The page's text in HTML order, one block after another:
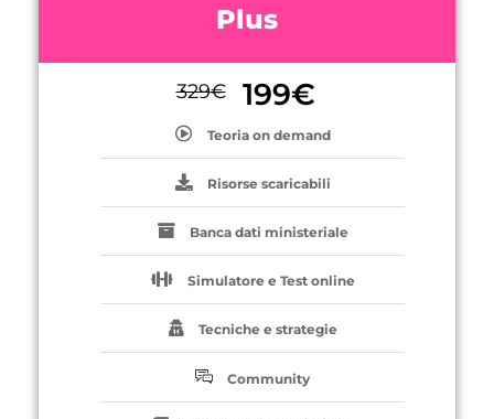
Plus
329€ 199€
Teoria on demand
Risorse scaricabili
Banca dati ministeriale
Simulatore e Test online
Tecniche e strategie
Community